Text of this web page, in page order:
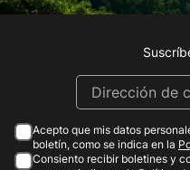
Acepto que mis datos
boletín, como se indica en la
Consiento recibir boletines y